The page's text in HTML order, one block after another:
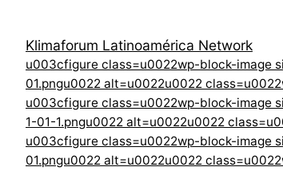
Klimaforum Latinoamérica Network
u003cfigure class=u0022wp-block-image
01.pngu0022 alt=u0022u0022
u003cfigure class=u0022wp-block-image
1-01-1.pngu0022 alt=u0022u0022
u003cfigure class=u0022wp-block-image
01.pngu0022 alt=u0022u0022